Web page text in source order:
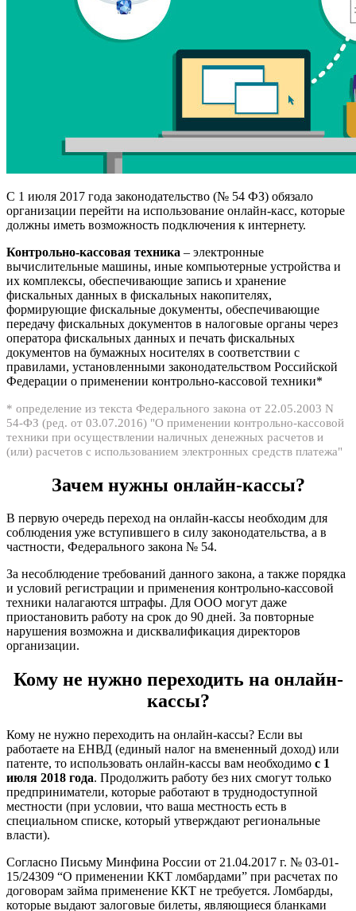
С 1 июля 2017 года законодательство (№ 54 ФЗ) обязало
организации перейти на использование онлайн-касс, которые
должны иметь возможность подключения к интернету.
Контрольно-кассовая техника – электронные
вычислительные машины, иные компьютерные устройства и
их комплексы, обеспечивающие запись и хранение
фискальных данных в фискальных накопителях,
формирующие фискальные документы, обеспечивающие
передачу фискальных документов в налоговые органы через
оператора фискальных данных и печать фискальных
документов на бумажных носителях в соответствии с
правилами, установленными законодательством Российской
Федерации о применении контрольно-кассовой техники*
* определение из текста Федерального закона от 22.05.2003 N
54-ФЗ (ред. от 03.07.2016) "О применении контрольно-кассовой
техники при осуществлении наличных денежных расчетов и
(или) расчетов с использованием электронных средств платежа"
Зачем нужны онлайн-кассы?
В первую очередь переход на онлайн-кассы необходим для
соблюдения уже вступившего в силу законодательства, а в
частности, Федерального закона № 54.
За несоблюдение требований данного закона, а также порядка
и условий регистрации и применения контрольно-кассовой
техники налагаются штрафы. Для ООО могут даже
приостановить работу на срок до 90 дней. За повторные
нарушения возможна и дисквалификация директоров
организации.
Кому не нужно переходить на онлайн-
кассы?
Кому не нужно переходить на онлайн-кассы? Если вы
работаете на ЕНВД (единый налог на вмененный доход) или
патенте, то использовать онлайн-кассы вам необходимо с 1
июля 2018 года. Продолжить работу без них смогут только
предприниматели, которые работают в труднодоступной
местности (при условии, что ваша местность есть в
специальном списке, который утверждают региональные
власти).
Согласно Письму Минфина России от 21.04.2017 г. № 03-01-
15/24309 “О применении ККТ ломбардами” при расчетах по
договорам займа применение ККТ не требуется. Ломбарды,
которые выдают залоговые билеты, являющиеся бланками